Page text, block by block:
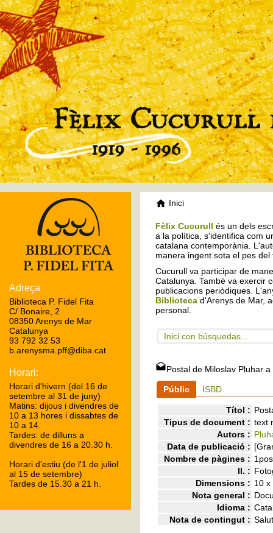
Inici
Fèlix Cucurull és un dels
a la política, s'identifica com
catalana contemporània.
manera ingent sota el pes del
Cucurull va participar de
Catalunya. També va exercir
publicacions periòdiques.
Biblioteca d'Arenys de Mar,
personal.
Inici con búsquedas...
Postal de Miloslav Pluhar
Públic ISBD
Títol :
Tipus de document : text
Autors :
Data de publicació :
Nombre de pàgines :
ll. :
Dimensions : 10 x
Nota general :
Idioma :
Nota de contingut :
Adreça
Biblioteca P. Fidel Fita
C/ Bonaire, 2
08350 Arenys de Mar
Catalunya
93 792 32 53
b.arenysma.pff@diba.cat
Horari:
Horari d'hivern (del 16 de
setembre al 31 de juny)
Matins: dijous i divendres de
10 a 13 hores i dissabtes de
10 a 14.
Tardes: de dilluns a
divendres de 16 a 20.30 h.
Horari d'estiu (de l'1 de juliol
al 15 de setembre)
Tardes de 15.30 a 21 h.